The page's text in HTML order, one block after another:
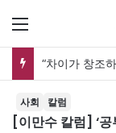
사회 칼럼
[이만수 칼럼] ‘